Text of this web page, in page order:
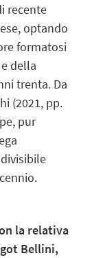
recente
optando
formatosi
della
trenta. Da
(2021, pp.
pur
la relativa
Bellini,